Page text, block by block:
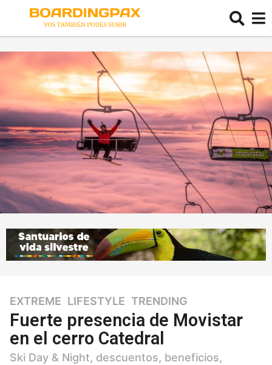
7
a
ñ
o
s
EXTREME ,LIFESTYLE ,TRENDING
Fuerte presencia de Movistar
en el cerro Catedral
Ski Day & Night, descuentos, beneficios,